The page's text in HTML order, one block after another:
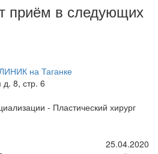
приём в следующих
на Таганке
8, стр. 6
- Пластический хирург
25.04.2020